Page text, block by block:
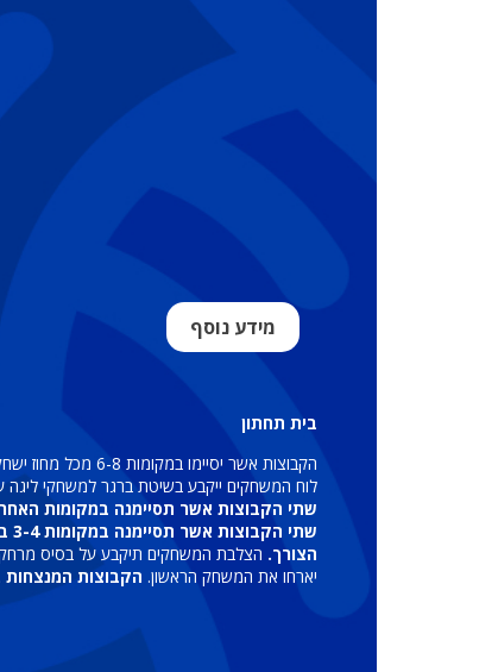
מידע נוסף
בית תחתון
הקבוצות אשר יסיימו במקומות 6-8 מכל מחוז ישחקו בבית התחתון (סה"כ 6 קבוצות), אשר ישוחק בשיטת ליגה בת 2 סיבובים.
לוח המשחקים ייקבע בשיטת ברגר למשחקי ליגה
שתי הקבוצות אשר תסיימנה במקומות האחרונים (5-6) בסיום הבית התחתון תרדנה
הצורך. הצלבת המשחקים תיקבע על בסיס מרחק
יארחו את המשחק הראשון. הקבוצות המנצחות